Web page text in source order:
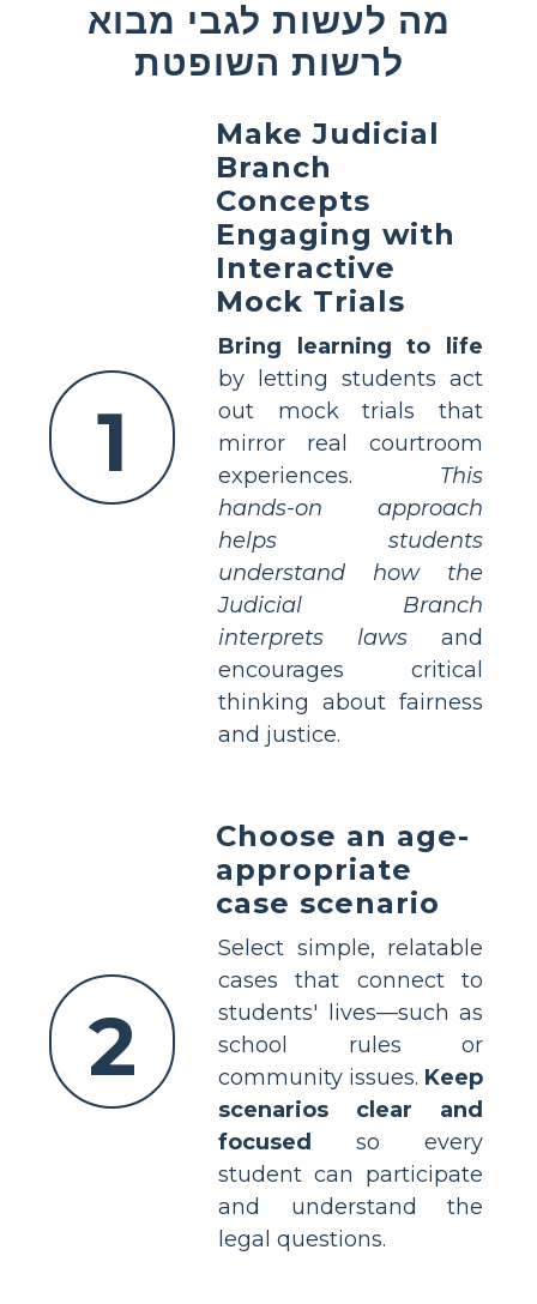
מה לעשות לגבי מבוא
לרשות השופטת
1
Make Judicial
Branch
Concepts
Engaging with
Interactive
Mock Trials
Bring learning to life
by letting students act
out mock trials that
mirror real courtroom
experiences. This
hands-on approach
helps students
understand how the
Judicial Branch
interprets laws and
encourages critical
thinking about fairness
and justice.
2
Choose an age-
appropriate
case scenario
Select simple, relatable
cases that connect to
students' lives—such as
school rules or
community issues. Keep
scenarios clear and
focused
so every
student can participate
and understand the
legal questions.